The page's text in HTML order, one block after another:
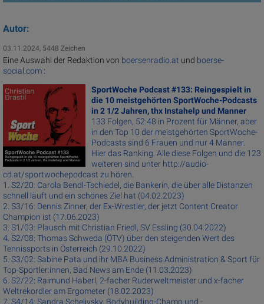
Autor:
03.11.2024, 5448 Zeichen
Eine Auswahl der Redaktion von boersenradio.at und boerse-
social.com :
SportWoche Podcast #133: Reingespielt in
die 10 meistgehörten SportWoche-Podcasts
in 2 1/2 Jahren, thx Instahelp und Manner
133 Folgen, 52:48 in Prozent für Männer, aber
in den Top 10 der meistgehörten SportWoche-
Podcasts sind 6 Frauen und nur 4 Männer.
Hier das Ranking. Alle diese Folgen und die 123
weiteren sind unter http://audio-
cd.at/sportwochepodcast zu hören.
1. S2/20: Carola Bendl-Tschiedel, die Bankerin, die über alle Distanzen
schnell läuft und ein schönes Ziel hat (04.02.2023)
2. S3/16: Dennis Zinner, der Ex-Wrestler, der jetzt Content Creator
Champion ist (17.06.2023)
3. S1/03: Plausch mit Christian Friedl, SV Essling (30.04.2022)
4. S2/08: Thomas Schweda (ÖTV) über den steigenden Wert des
Tennissports in Österreich (29.10.2022)
5. S3/02: Sabine Pata und ihr MBA Business Administration & Sport für
Top-Sportler:innen, Bad News am Ende (11.03.2023)
6. S2/22: Raimund Haberl, 2-facher Ruderweltmeister und x-facher
Weltrekordler am Ergometer (18.02.2023)
7. S4/14: Sandra Schelivsky, Bodybuilding-Champ und -